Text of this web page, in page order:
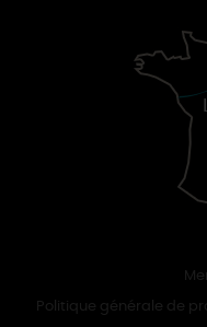
Politique générale de